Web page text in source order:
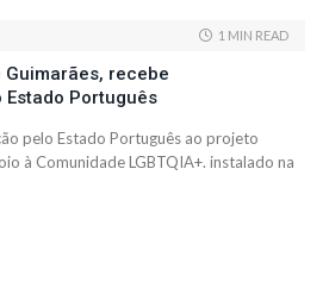
1 MIN READ
recebe
Português
pelo Estado Português ao projeto
à Comunidade LGBTQIA+. instalado na